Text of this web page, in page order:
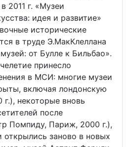
2011 г. «Музеи
идея и развитие»
исторические
в труде Э.МакКлеллана
от Булле к Бильбао».
принесло
в МСИ: многие музеи
включая лондонскую
некоторые вновь
после
Помпиду, Париж, 2000 г.),
открылись заново в новых